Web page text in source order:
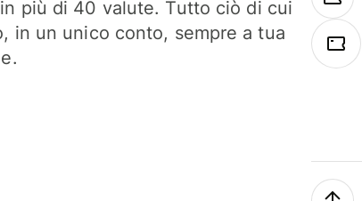
più di 40 valute. Tutto ciò di cui
in un unico conto, sempre a tua